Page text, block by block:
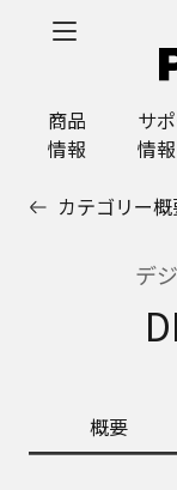
商品
情報
サ
情報
カテゴリー
デ
概要